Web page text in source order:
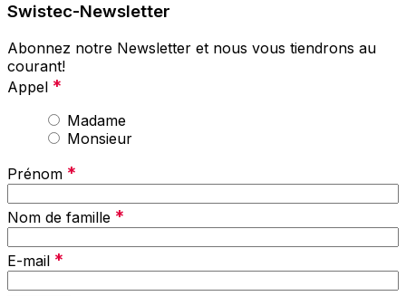
Swistec-Newsletter
Abonnez notre Newsletter et nous vous tiendrons au
courant!
Appel *
Madame
Monsieur
Prénom *
Nom de famille *
E-mail *